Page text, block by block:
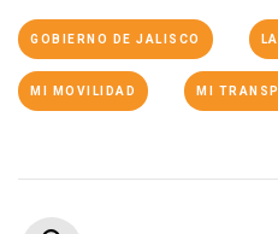
GOBIERNO DE JALISCO
MI MOVILIDAD MI